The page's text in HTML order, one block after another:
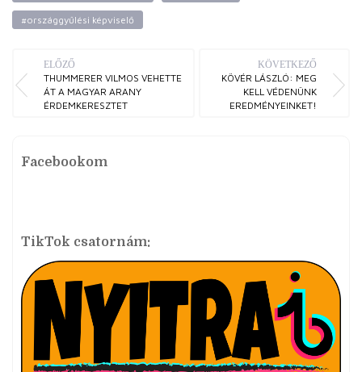
#országgyűlési képviselő
ELŐZŐ
THUMMERER VILMOS VEHETTE
ÁT A MAGYAR ARANY
ÉRDEMKERESZTET
KÖVETKEZŐ
KÖVÉR LÁSZLÓ: MEG
KELL VÉDENÜNK
EREDMÉNYEINKET!
Facebookom
TikTok csatornám: